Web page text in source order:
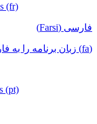
(fr)
فارسی (Farsi)
(fa) زبان برنامه را به فارسی تغییر دهید
(pt)